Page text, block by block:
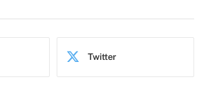
Twitter